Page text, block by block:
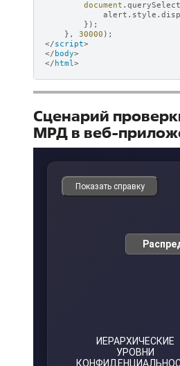
document .
alert . style .
});
},
30000 );
</script>
</body>
</html >
Сценарий
МРД в веб-